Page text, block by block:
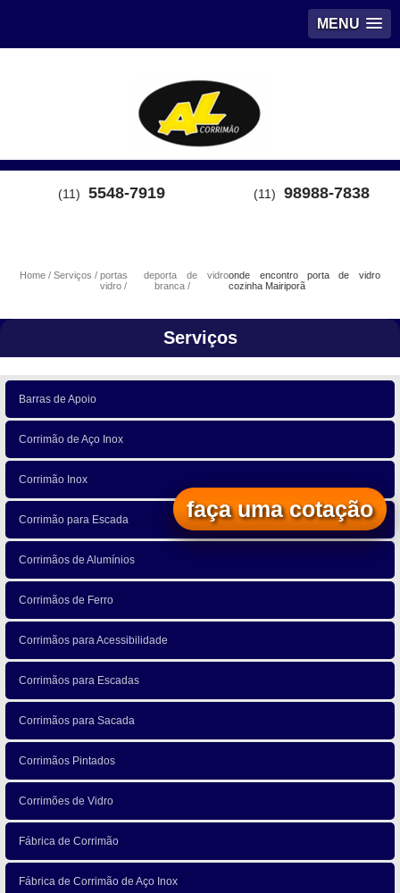
MENU
(11) 5548-7919 (11) 98988-7838
Home Serviços
portas de
vidro
porta de vidro
branca
onde encontro porta de vidro
cozinha Mairiporã
Serviços
Barras de Apoio
Corrimão de Aço Inox
Corrimão Inox
Corrimão para Escada
Corrimãos de Alumínios
Corrimãos de Ferro
Corrimãos para Acessibilidade
Corrimãos para Escadas
Corrimãos para Sacada
Corrimãos Pintados
Corrimões de Vidro
Fábrica de Corrimão
Fábrica de Corrimão de Aço Inox
faça uma cotação